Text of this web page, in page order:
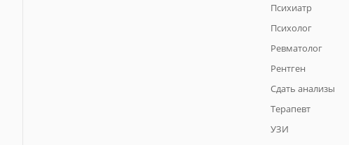
Психиатр
Психолог
Ревматолог
Рентген
Сдать анализы
Терапевт
УЗИ